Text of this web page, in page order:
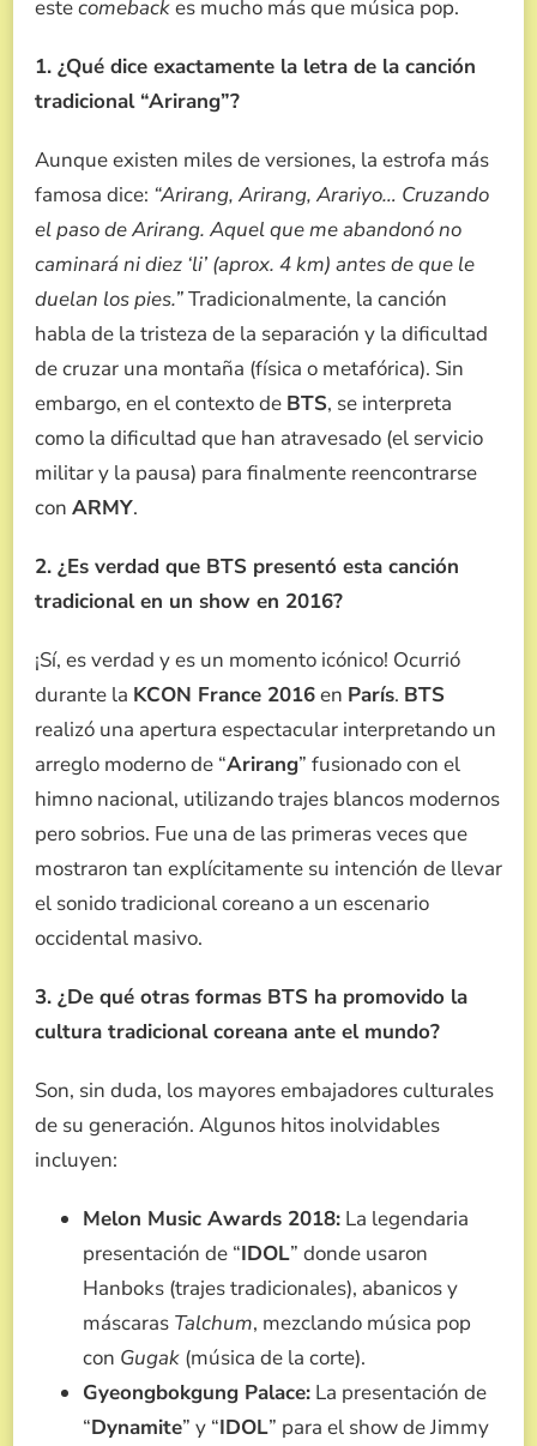
estecomebackes mucho más que música pop.
1. ¿Qué dice exactamente la letra de la canción
tradicional “Arirang”?
Aunque existen miles de versiones, la estrofa más
famosa dice: “Arirang, Arirang, Arariyo… Cruzando
el paso de Arirang. Aquel que me abandonó no
caminará ni diez ‘li’ (aprox. 4 km) antes de que le
duelan los pies.”Tradicionalmente, la canción
habla de la tristeza de la separación y la dificultad
de cruzar una montaña (física o metafórica). Sin
embargo, en el contexto de BTS, se interpreta
como la dificultad que han atravesado (el servicio
militar y la pausa) para finalmente reencontrarse
con ARMY.
2. ¿Es verdad que BTS presentó esta canción
tradicional en un show en 2016?
¡Sí, es verdad y es un momento icónico! Ocurrió
durante la KCON France 2016en París. BTS
realizó una apertura espectacular interpretando un
arreglo moderno de “Arirang” fusionado con el
himno nacional, utilizando trajes blancos modernos
pero sobrios. Fue una de las primeras veces que
mostraron tan explícitamente su intención de llevar
el sonido tradicional coreano a un escenario
occidental masivo.
3. ¿De qué otras formas BTS ha promovido la
cultura tradicional coreana ante el mundo?
Son, sin duda, los mayores embajadores culturales
de su generación. Algunos hitos inolvidables
incluyen:
Melon Music Awards 2018: La legendaria
presentación de “IDOL” donde usaron
Hanboks (trajes tradicionales), abanicos y
máscaras Talchum, mezclando música pop
con Gugak (música de la corte).
Gyeongbokgung Palace: La presentación de
“Dynamite” y “IDOL” para el show de Jimmy